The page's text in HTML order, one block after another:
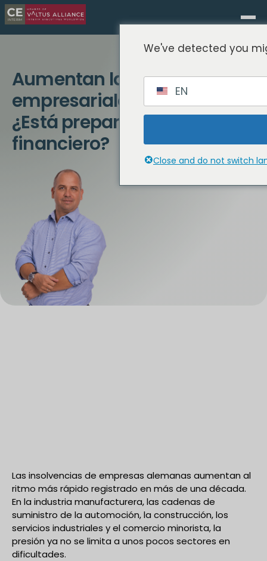
Aumentan las insolvencias
empresariales en Alemania.
¿Está preparado su director
financiero?
Las insolvencias de empresas alemanas aumentan al
ritmo más rápido registrado en más de una década.
En la industria manufacturera, las cadenas de
suministro de la automoción, la construcción, los
servicios industriales y el comercio minorista, la
presión ya no se limita a unos pocos sectores en
dificultades.
We've detected you
EN
Close and do not switch